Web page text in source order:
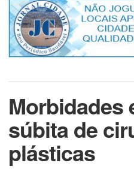
Morbidades
súbita de
plásticas